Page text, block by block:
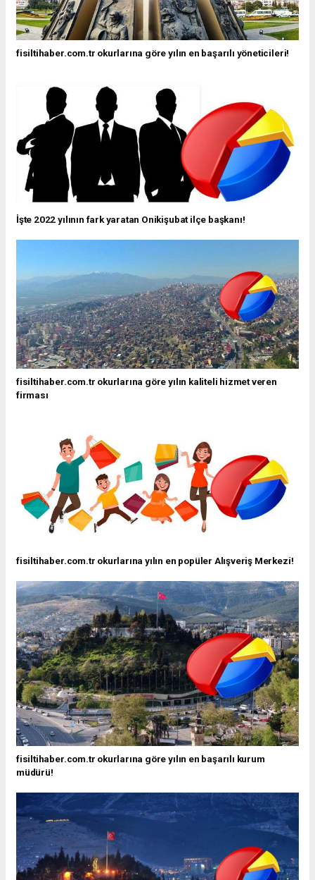
fisiltihaber.com.tr okurlarına göre yılın en başarılı yöneticileri!
İşte 2022 yılının fark yaratan Onikişubat ilçe başkanı!
fisiltihaber.com.tr okurlarına göre yılın kaliteli hizmet veren
firması
fisiltihaber.com.tr okurlarına yılın en popüler Alışveriş Merkezi!
fisiltihaber.com.tr okurlarına göre yılın en başarılı kurum
müdürü!